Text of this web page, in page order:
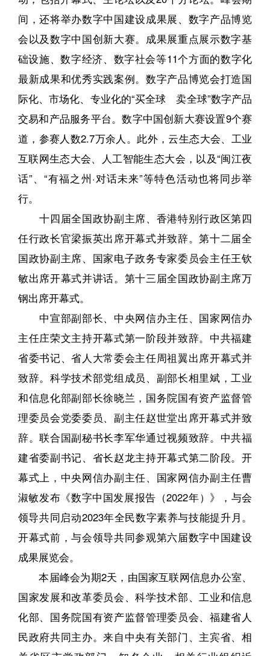
间，还将举办数字中国建设成果展、数字产品博览
会以及数字中国创新大赛。成果展重点展示数字基
础设施、数字经济、数字社会等11个方面的数字化
最新成果和优秀实践案例。数字产品博览会打造国
际化、市场化、专业化的“买全球 卖全球”数字产品
交易和产品服务平台。数字中国创新大赛设置9个赛
道，参赛人数2.7万余人。此外，云生态大会、工业
互联网生态大会、人工智能生态大会，以及“闽江夜
话”、“有福之州·对话未来”等特色活动也将同步举
行。
十四届全国政协副主席、香港特别行政区第四
任行政长官梁振英出席开幕式并致辞。第十二届全
国政协副主席、国家电子政务专家委员会主任王钦
敏出席开幕式并讲话。第十三届全国政协副主席万
钢出席开幕式。
中宣部副部长、中央网信办主任、国家网信办
主任庄荣文主持开幕式第一阶段并致辞。中共福建
省委书记、省人大常委会主任周祖翼出席开幕式并
致辞。科学技术部党组成员、副部长相里斌，工业
和信息化部副部长徐晓兰，国务院国有资产监督管
理委员会党委委员、副主任赵世堂出席开幕式并致
辞。联合国副秘书长李军华通过视频致辞。中共福
建省委副书记、省长赵龙主持开幕式第二阶段。开
幕式上，中央网信办副主任、国家网信办副主任曹
淑敏发布《数字中国发展报告（2022年）》，与会
领导共同启动2023年全民数字素养与技能提升月。
开幕式前，与会领导共同参观第六届数字中国建设
成果展览会。
本届峰会为期2天，由国家互联网信息办公室、
国家发展和改革委员会、科学技术部、工业和信息
化部、国务院国有资产监督管理委员会、福建省人
民政府共同主办。来自中央有关部门、主宾省、相